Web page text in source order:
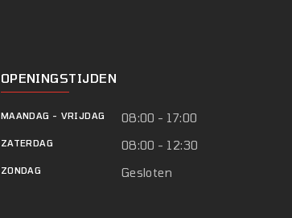
OPENINGSTIJDEN
MAANDAG - VRIJDAG 08:00 - 17:00
ZATERDAG 08:00 - 12:30
ZONDAG Gesloten